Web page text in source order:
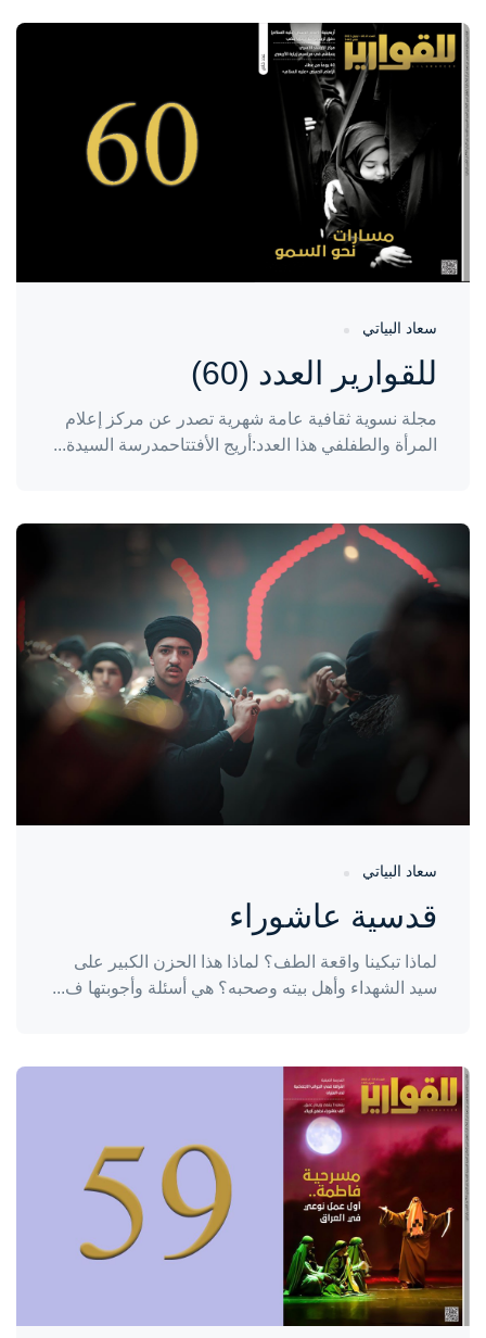
واحة المرأة
منذ سنتين
سعاد البياتي
للقوارير العدد (60)
مجلة نسوية ثقافية عامة شهرية تصدر عن مركز إعلام
المرأة والطفلفي هذا العدد:أريج الأفتتاحمدرسة السيدة...
واحة المرأة
سعاد البياتي
قدسية عاشوراء
لماذا تبكينا واقعة الطف؟ لماذا هذا الحزن الكبير على
سيد الشهداء وأهل بيته وصحبه؟ هي أسئلة وأجوبتها ف...
واحة المرأة
منذ سنتين